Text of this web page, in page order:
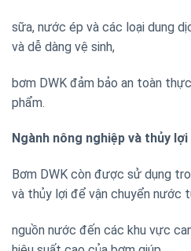
sữa, nước ép và các loại dung
và dễ dàng vệ sinh,
bơm DWK đảm bảo an toàn
phẩm.
Ngành nông nghiệp và thủy lợi
Bơm DWK còn được sử dụng
và thủy lợi để vận chuyển nước
nguồn nước đến các khu vực